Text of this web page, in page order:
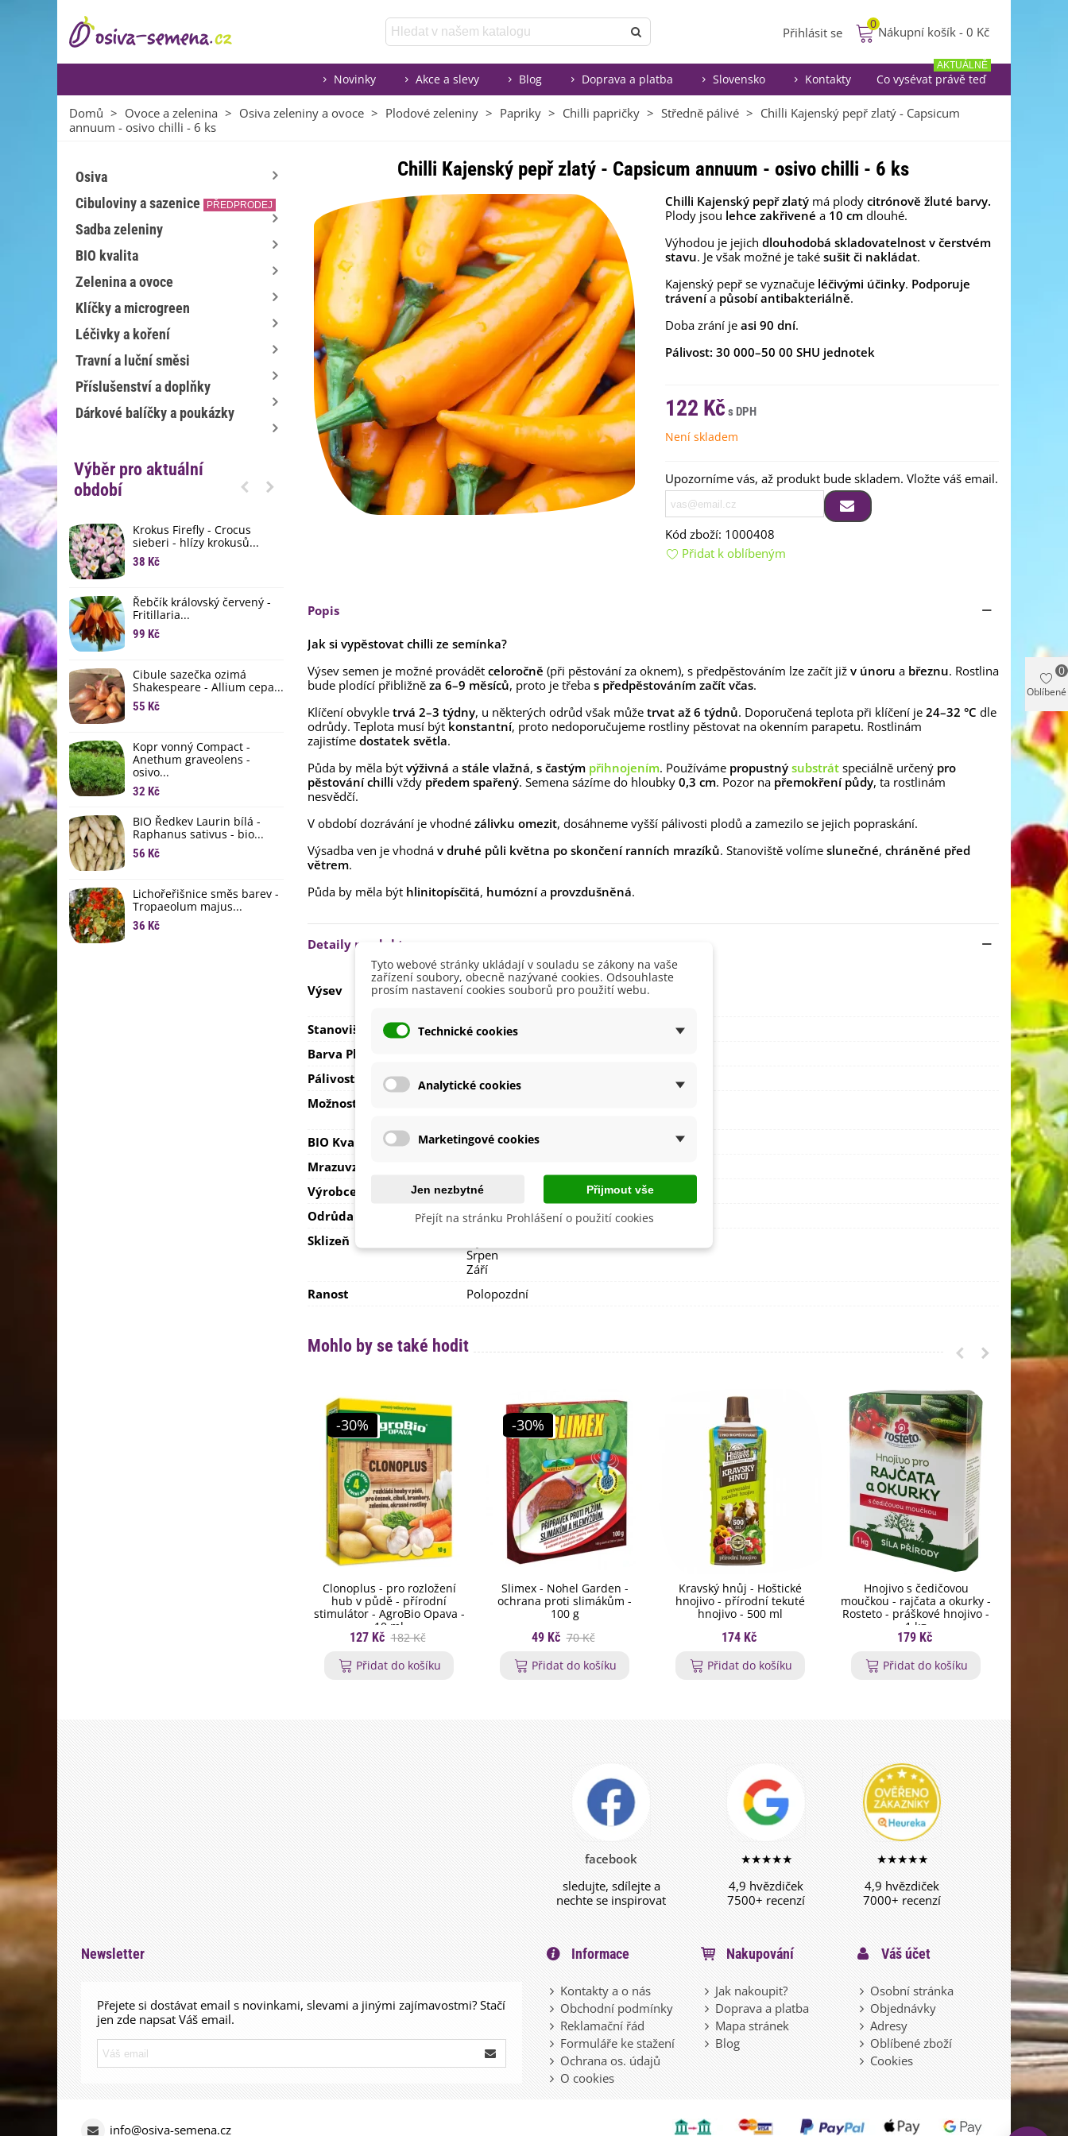
Přihlásit se
0
Nákupní košík - 0 Kč
Novinky Akce a slevy Blog Doprava a platba Slovensko Kontakty Co vysévat právě teď
AKTUÁLNĚ
Domů > Ovoce a zelenina > Osiva zeleniny a ovoce > Plodové zeleniny > Papriky > Chilli papričky > Středně pálivé > Chilli Kajenský pepř zlatý - Capsicum
annuum - osivo chilli - 6 ks
Osiva
Cibuloviny a sazenice
PŘEDPRODEJ
Sadba zeleniny
BIO kvalita
Zelenina a ovoce
Klíčky a microgreen
Léčivky a koření
Travní a luční směsi
Příslušenství a doplňky
Dárkové balíčky a poukázky
Výběr pro aktuální
období
Krokus Firefly - Crocus
sieberi - hlízy krokusů...
38 Kč
Řebčík královský červený -
Fritillaria...
99 Kč
Cibule sazečka ozimá
Shakespeare - Allium cepa...
55 Kč
Kopr vonný Compact -
Anethum graveolens -
osivo...
32 Kč
BIO Ředkev Laurin bílá -
Raphanus sativus - bio...
56 Kč
Lichořeřišnice směs barev -
Tropaeolum majus...
36 Kč
Mrkev pozdní Cidera -
Daucus carota - osivo...
34 Kč
Lilie Canova - Lilium - cibule
lilií - 1 ks
60 Kč 85 Kč -30%
Begonie plnokvětá žlutá -
Begonia superba -...
Blahovičník - Eukalyptus...
90 Kč
Chilli Kajenský pepř zlatý - Capsicum annuum - osivo chilli - 6 ks
Chilli Kajenský pepř zlatý má plody citrónově žluté barvy.
Plody jsou lehce zakřivené a 10 cm dlouhé.
Výhodou je jejich dlouhodobá skladovatelnost v čerstvém
stavu. Je však možné je také sušit či nakládat.
Kajenský pepř se vyznačuje léčivými účinky. Podporuje
trávenía působí antibakteriálně.
Doba zrání je asi 90 dní.
Pálivost: 30 000–50 00 SHU jednotek
122 Kč
Není skladem
Upozorníme vás, až produkt bude skladem. Vložte váš email.
Kód zboží: 1000408
Přidat k oblíbeným
Popis
Jak si vypěstovat chilli ze semínka?
Výsev semen je možné provádět celoročně (při pěstování za oknem), s předpěstováním lze začít již v únoru a březnu. Rostlina
bude plodící přibližně za 6–9 měsíců, proto je třeba s předpěstováním začít včas.
Klíčení obvykle trvá 2–3 týdny, u některých odrůd však může trvat až 6 týdnů. Doporučená teplota při klíčení je 24–32 °C dle
odrůdy. Teplota musí být konstantní, proto nedoporučujeme rostliny pěstovat na okenním parapetu. Rostlinám
zajistíme dostatek světla.
Půda by měla být výživná a stále vlažná, s častým přihnojením. Používáme propustný substrát speciálně určený pro
pěstování chilli vždy předem spařený. Semena sázíme do hloubky 0,3 cm. Pozor na přemokření půdy, ta rostlinám
nesvědčí.
V období dozrávání je vhodné zálivku omezit, dosáhneme vyšší pálivosti plodů a zamezilo se jejich popraskání.
Výsadba ven je vhodná v druhé půli května po skončení ranních mrazíků. Stanoviště volíme slunečné, chráněné před
větrem.
Půda by měla být hlinitopísčitá, humóznía provzdušněná.
Detaily produktu
Výsev
Březen
Stanoviště
Slunečné
Barva Plodů
Pálivost Paprik
Středně pálivé
Možnosti Pěstování
BIO Kvalita
Ne
Mrazuvzdornost
Výrobce
SemenaOnline
Odrůda
Nehybridní
Sklizeň
Srpen
Září
Ranost
Polopozdní
Mohlo by se také hodit
-30%
Clonoplus - pro rozložení
hub v půdě - přírodní
stimulátor - AgroBio Opava -
10 ml
127 Kč 182 Kč
Přidat do košíku
-30%
Slimex - Nohel Garden -
ochrana proti slimákům -
100 g
49 Kč 70 Kč
Přidat do košíku
Kravský hnůj - Hoštické
hnojivo - přírodní tekuté
hnojivo - 500 ml
174 Kč
Přidat do košíku
Hnojivo s čedičovou
moučkou - rajčata a okurky -
Rosteto - práškové hnojivo -
1 kg
179 Kč
Přidat do košíku
facebook
sledujte, sdílejte a
nechte se inspirovat
★★★★★
4,9 hvězdiček
7500+ recenzí
★★★★★
4,9 hvězdiček
7000+ recenzí
Newsletter
Přejete si dostávat email s novinkami, slevami a jinými zajímavostmi? Stačí
jen zde napsat Váš email.
Informace
Kontakty a o nás
Obchodní podmínky
Reklamační řád
Formuláře ke stažení
Ochrana os. údajů
O cookies
Nakupování
Jak nakoupit?
Doprava a platba
Mapa stránek
Blog
Váš účet
Osobní stránka
Objednávky
Adresy
Oblíbené zboží
Cookies
info@osiva-semena.cz
Oblíbené
0
Tyto webové stránky ukládají v souladu se zákony na vaše
zařízení soubory, obecně nazývané cookies. Odsouhlaste
prosím nastavení cookies souborů pro použití webu.
Technické cookies
Analytické cookies
Marketingové cookies
Jen nezbytné Přijmout vše
Přejít na stránku Prohlášení o použití cookies